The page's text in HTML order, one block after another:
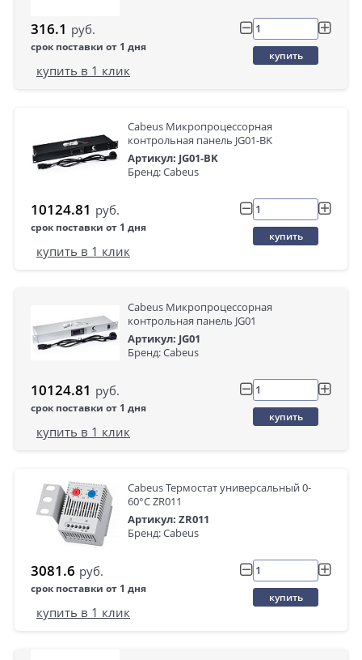
316.1 руб.
срок поставки от 1 дня
купить
купить в 1 клик
Cabeus Микропроцессорная
контрольная панель JG01-BK
Артикул: JG01-BK
Бренд: Cabeus
10124.81 руб.
срок поставки от 1 дня
купить
купить в 1 клик
Cabeus Микропроцессорная
контрольная панель JG01
Артикул: JG01
Бренд: Cabeus
10124.81 руб.
срок поставки от 1 дня
купить
купить в 1 клик
Cabeus Термостат универсальный 0-
60°C ZR011
Артикул: ZR011
Бренд: Cabeus
3081.6 руб.
срок поставки от 1 дня
купить
купить в 1 клик